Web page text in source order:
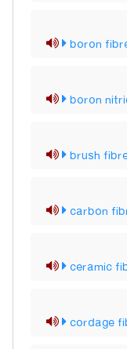
boron
boron
brush
carbon
ceramic
cordage